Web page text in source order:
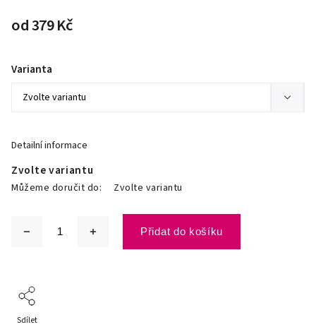
od379 Kč
Zvolte variantu
Můžeme doručit do: Zvolte variantu
Varianta
Přidat do košíku
Detailní informace
Sdílet